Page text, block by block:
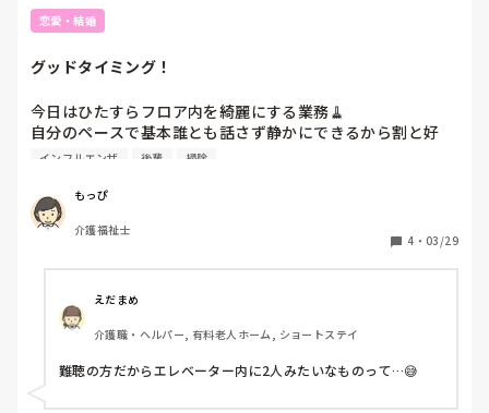
恋愛・結婚
グッドタイミング！
今日はひたすらフロア内を綺麗にする業務🧹
自分のペースで基本誰とも話さず静かにできるから割と好
き。
ターに向かったら、ちょうどリハビリで降りようとしてた後
輩くんもエレベーターの前に😳こんなグッドタイミングある
のか！？と嬉しくなって、他に誰も来ないでと心の中で願っ
実質、利用者も一緒だから3人ではあったけど、難聴の方で
エレベーター内に2人みたいなもの。せっかくのチャンスだ
し話しかけようかかけまいかグルグル考えてたら、後輩くん
の方から「最近、○○さん（男性で普段はこの人がフロア内
の掃除してくれてる）休みですか？」って話しかけてくれて
😳「休みなんですよ〜」って話せて。
インフルエンザ 後輩 掃除
もっぴ
介護福祉士
4 ・ 03/29
えだまめ
介護職・ヘルパー, 有料老人ホーム, ショートステイ
難聴の方だからエレベーター内に2人みたいなものって…😅